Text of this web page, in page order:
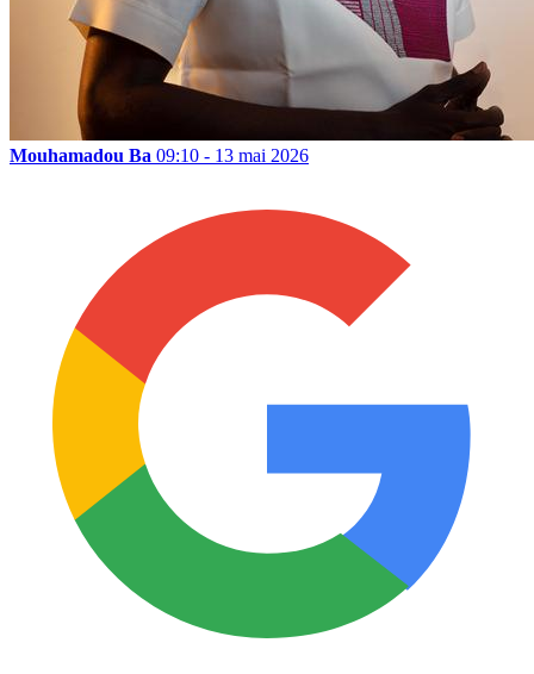
Mouhamadou Ba 09:10 - 13 mai 2026